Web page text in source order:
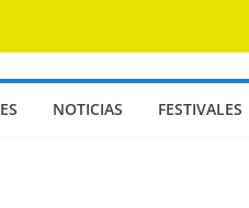
NOTICIAS FESTIVALES